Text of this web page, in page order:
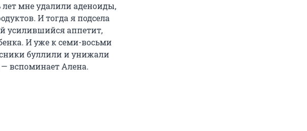
мне удалили аденоиды,
И тогда я подсела
усилившийся аппетит,
И уже к семи-восьми
буллили и унижали
— вспоминает Алена.